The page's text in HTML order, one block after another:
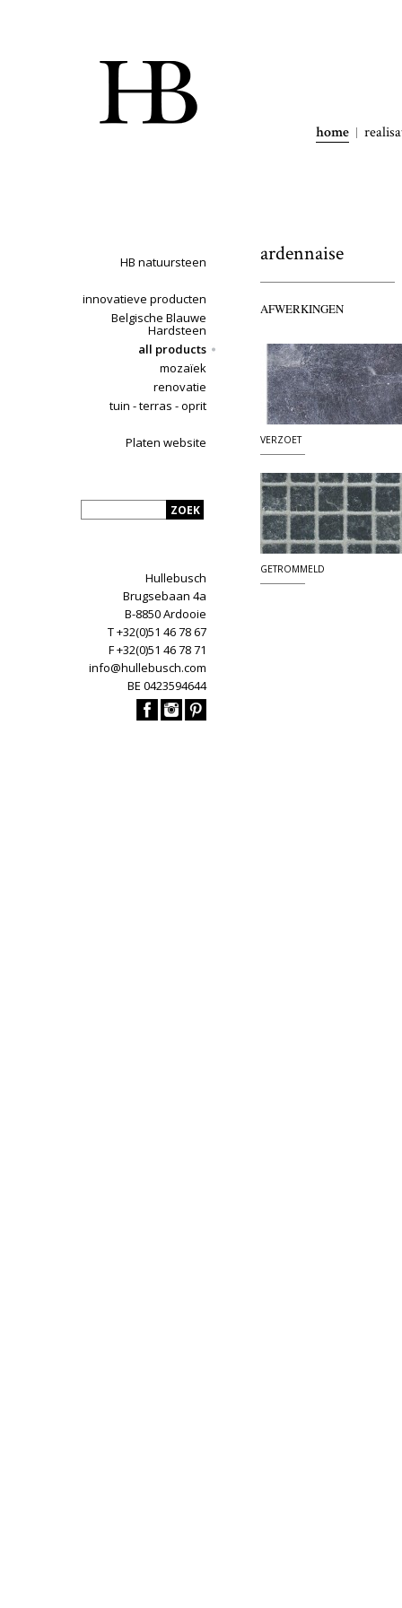
home
HB natuursteen
innovatieve producten
Belgische Blauwe
Hardsteen
all products
mozaïek
renovatie
tuin - terras - oprit
Platen website
Hullebusch
Brugsebaan 4a
B-8850 Ardooie
T +32(0)51 46 78 67
F +32(0)51 46 78 71
info@hullebusch.com
BE 0423594644
ardennaise
AFWERKINGEN
VERZOET
GETROMMELD